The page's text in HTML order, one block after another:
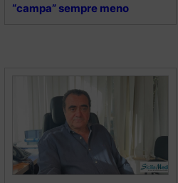
“campa” sempre meno